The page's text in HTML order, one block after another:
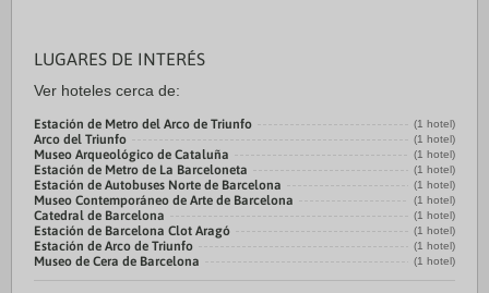
LUGARES DE INTERÉS
Ver hoteles cerca de:
Estación de Metro del Arco de Triunfo (1 hotel)
Arco del Triunfo (1 hotel)
Museo Arqueológico de Cataluña (1 hotel)
Estación de Metro de La Barceloneta (1 hotel)
Estación de Autobuses Norte de Barcelona (1 hotel)
Museo Contemporáneo de Arte de Barcelona (1 hotel)
Catedral de Barcelona (1 hotel)
Estación de Barcelona Clot Aragó (1 hotel)
Estación de Arco de Triunfo (1 hotel)
Museo de Cera de Barcelona (1 hotel)